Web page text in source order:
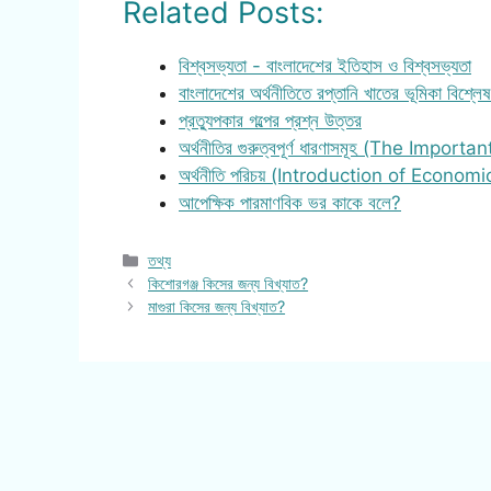
Related Posts:
বিশ্বসভ্যতা - বাংলাদেশের ইতিহাস ও বিশ্বসভ্যতা
বাংলাদেশের অর্থনীতিতে রপ্তানি খাতের ভূমিকা
প্রত্যুপকার গল্পের প্রশ্ন উত্তর
অর্থনীতির গুরুত্বপূর্ণ ধারণাসমূহ (The
অর্থনীতি পরিচয় (Introduction of
আপেক্ষিক পারমাণবিক ভর কাকে বলে?
Categories
তথ্য
কিশোরগঞ্জ কিসের জন্য বিখ্যাত?
মাগুরা কিসের জন্য বিখ্যাত?